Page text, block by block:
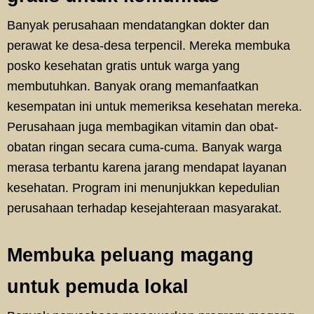
Banyak perusahaan mendatangkan dokter dan
perawat ke desa-desa terpencil. Mereka membuka
posko kesehatan gratis untuk warga yang
membutuhkan. Banyak orang memanfaatkan
kesempatan ini untuk memeriksa kesehatan mereka.
Perusahaan juga membagikan vitamin dan obat-
obatan ringan secara cuma-cuma. Banyak warga
merasa terbantu karena jarang mendapat layanan
kesehatan. Program ini menunjukkan kepedulian
perusahaan terhadap kesejahteraan masyarakat.
Membuka peluang magang
untuk pemuda lokal